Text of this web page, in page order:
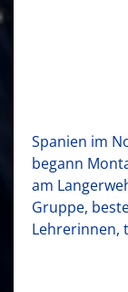
Spanien im
begann
am
Gruppe,
Lehrerinnen,